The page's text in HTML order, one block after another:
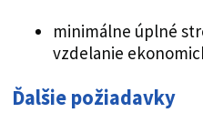
minimálne úplné
vzdelanie
Ďalšie požiadavky